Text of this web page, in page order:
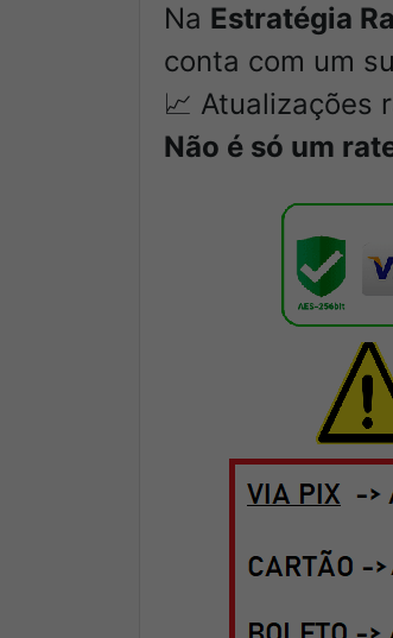
Na Estratégia
conta com um
📈 Atualizações
Não é só um